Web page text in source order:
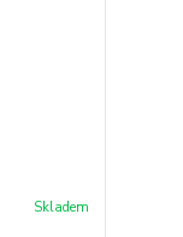
Skladem